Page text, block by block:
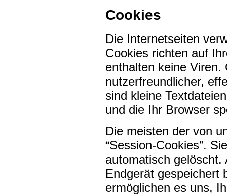
Cookies
Die Internetseiten
Cookies richten auf
enthalten keine Viren.
nutzerfreundlicher,
sind kleine
und die Ihr Browser
Die meisten der von
“Session-Cookies”.
automatisch gelöscht.
Endgerät gespeichert
ermöglichen es uns,